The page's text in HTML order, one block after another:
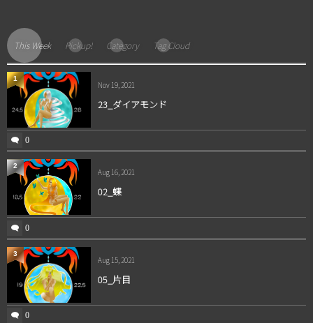
This Week Pickup! Category Tag Cloud
Nov 19, 2021
23_ダイアモンド
0
1
Aug 16, 2021
02_蝶
0
2
Aug 15, 2021
05_片目
0
3